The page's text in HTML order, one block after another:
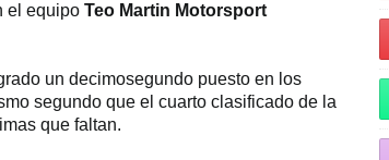
el equipo Teo Martin Motorsport
un decimosegundo puesto en los
segundo que el cuarto clasificado de la
que faltan.